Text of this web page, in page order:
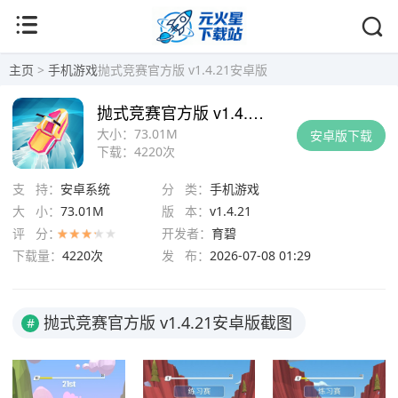
主页 > 手机游戏抛式竞赛官方版 v1.4.21安卓版
安卓版下载
大小： 73.01M
下载： 4220次
抛式竞赛官方版 v1.4.21安卓版
支 持： 安卓系统 分 类： 手机游戏
大 小： 73.01M 版 本： v1.4.21
评 分：
开发者： 育碧
下载量： 4220次 发 布： 2026-07-08 01:29
# 抛式竞赛官方版 v1.4.21安卓版截图